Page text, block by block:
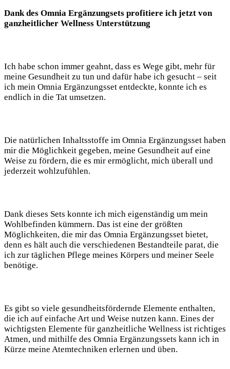
Dank des Omnia Ergänzungsets profitiere ich jetzt von
ganzheitlicher Wellness Unterstützung
Ich habe schon immer geahnt, dass es Wege gibt, mehr für
meine Gesundheit zu tun und dafür habe ich gesucht – seit
ich mein Omnia Ergänzungsset entdeckte, konnte ich es
endlich in die Tat umsetzen.
Die natürlichen Inhaltsstoffe im Omnia Ergänzungsset haben
mir die Möglichkeit gegeben, meine Gesundheit auf eine
Weise zu fördern, die es mir ermöglicht, mich überall und
jederzeit wohlzufühlen.
Dank dieses Sets konnte ich mich eigenständig um mein
Wohlbefinden kümmern. Das ist eine der größten
Möglichkeiten, die mir das Omnia Ergänzungsset bietet,
denn es hält auch die verschiedenen Bestandteile parat, die
ich zur täglichen Pflege meines Körpers und meiner Seele
benötige.
Es gibt so viele gesundheitsfördernde Elemente enthalten,
die ich auf einfache Art und Weise nutzen kann. Eines der
wichtigsten Elemente für ganzheitliche Wellness ist richtiges
Atmen, und mithilfe des Omnia Ergänzungssets kann ich in
Kürze meine Atemtechniken erlernen und üben.